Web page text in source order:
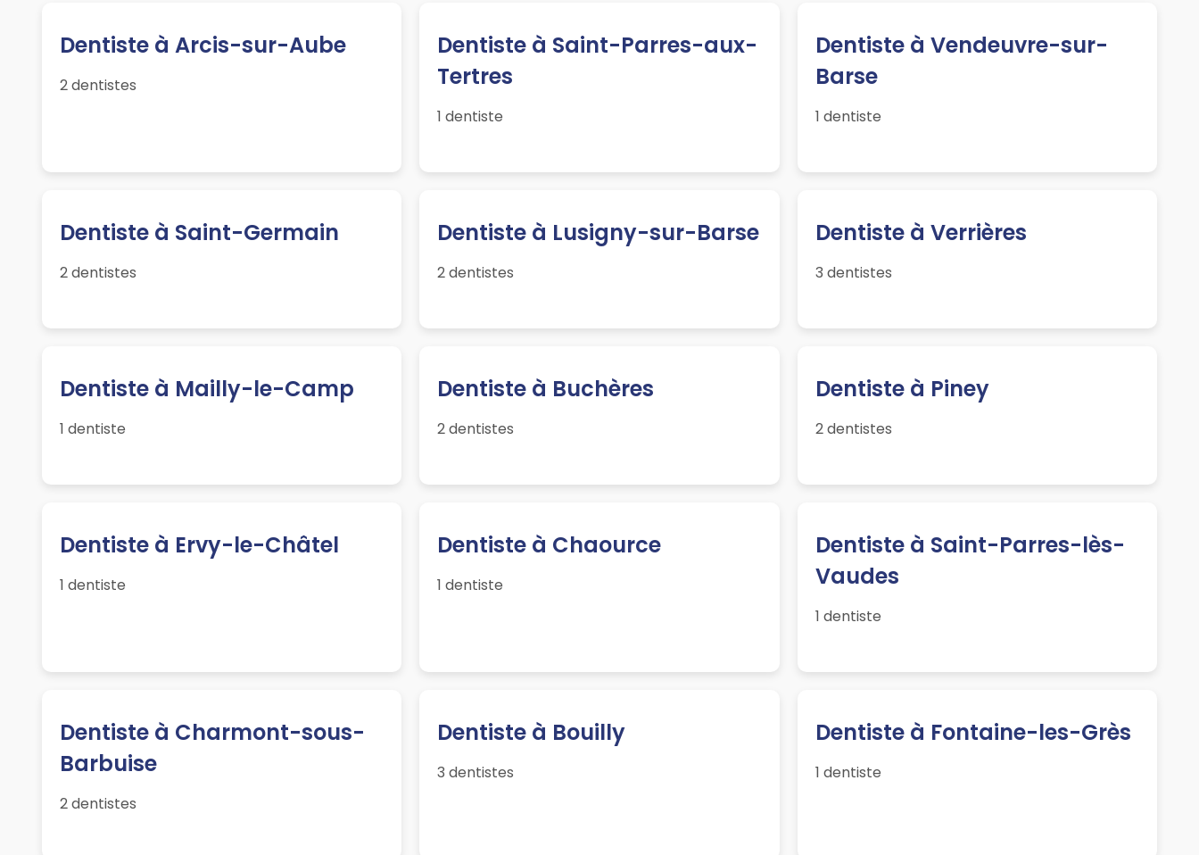
Dentiste à Arcis-sur-Aube
2 dentistes
Dentiste à Saint-Parres-aux-
Tertres
1 dentiste
Dentiste à Vendeuvre-sur-
Barse
1 dentiste
Dentiste à Saint-Germain
2 dentistes
Dentiste à Lusigny-sur-Barse
2 dentistes
Dentiste à Verrières
3 dentistes
Dentiste à Mailly-le-Camp
1 dentiste
Dentiste à Buchères
2 dentistes
Dentiste à Piney
2 dentistes
Dentiste à Ervy-le-Châtel
1 dentiste
Dentiste à Chaource
1 dentiste
Dentiste à Saint-Parres-lès-
Vaudes
1 dentiste
Dentiste à Charmont-sous-
Barbuise
2 dentistes
Dentiste à Bouilly
3 dentistes
Dentiste à Fontaine-les-Grès
1 dentiste